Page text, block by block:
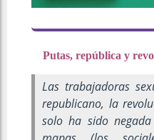
Putas, república y
Las trabajadoras
republicano, la
solo ha sido